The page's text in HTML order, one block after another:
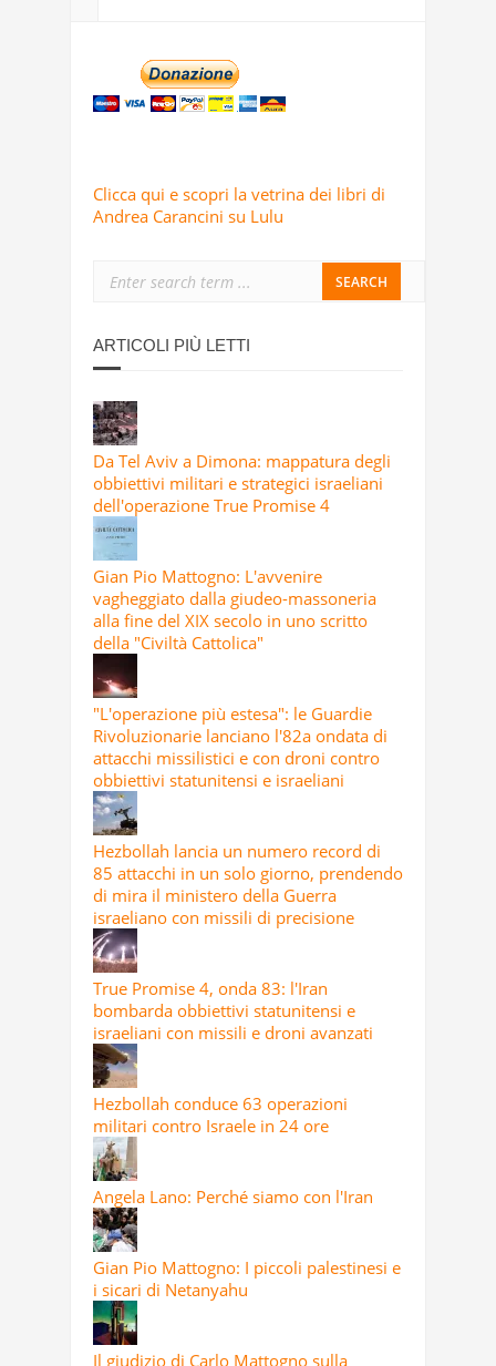
Clicca qui e scopri la vetrina dei libri di
Andrea Carancini su Lulu
ARTICOLI PIÙ LETTI
Da Tel Aviv a Dimona: mappatura degli
obbiettivi militari e strategici israeliani
dell'operazione True Promise 4
Gian Pio Mattogno: L'avvenire
vagheggiato dalla giudeo-massoneria
alla fine del XIX secolo in uno scritto
della "Civiltà Cattolica"
"L'operazione più estesa": le Guardie
Rivoluzionarie lanciano l'82a ondata di
attacchi missilistici e con droni contro
obbiettivi statunitensi e israeliani
Hezbollah lancia un numero record di
85 attacchi in un solo giorno, prendendo
di mira il ministero della Guerra
israeliano con missili di precisione
True Promise 4, onda 83: l'Iran
bombarda obbiettivi statunitensi e
israeliani con missili e droni avanzati
Hezbollah conduce 63 operazioni
militari contro Israele in 24 ore
Angela Lano: Perché siamo con l'Iran
Gian Pio Mattogno: I piccoli palestinesi e
i sicari di Netanyahu
Il giudizio di Carlo Mattogno sulla